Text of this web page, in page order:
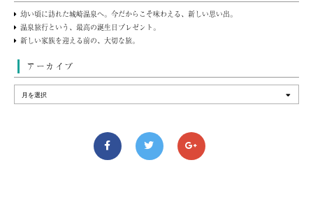
幼い頃に訪れた城崎温泉へ。今だからこそ味わえる、新しい思い出。
温泉旅行という、最高の誕生日プレゼント。
新しい家族を迎える前の、大切な旅。
アーカイブ